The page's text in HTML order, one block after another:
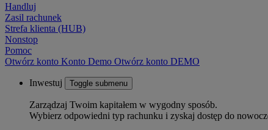
Handluj
Zasil rachunek
Strefa klienta (HUB)
Nonstop
Pomoc
Otwórz konto Konto Demo Otwórz konto DEMO
Inwestuj Toggle submenu
Zarządzaj Twoim kapitałem w wygodny sposób.
Wybierz odpowiedni typ rachunku i zyskaj dostęp do